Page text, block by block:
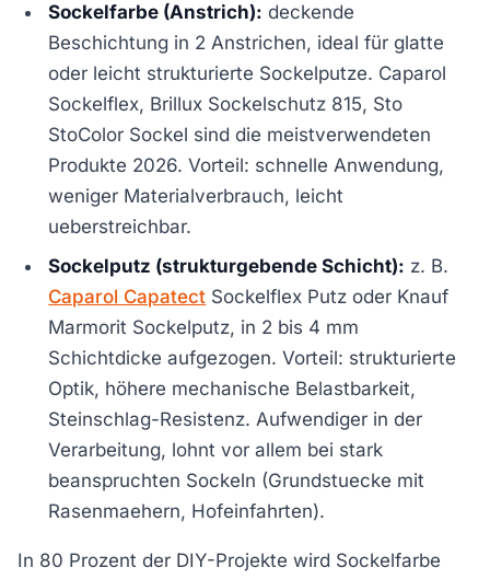
Sockelfarbe (Anstrich): deckende
Beschichtung in 2 Anstrichen, ideal für glatte
oder leicht strukturierte Sockelputze. Caparol
Sockelflex, Brillux Sockelschutz 815, Sto
StoColor Sockel sind die meistverwendeten
Produkte 2026. Vorteil: schnelle Anwendung,
weniger Materialverbrauch, leicht
ueberstreichbar.
Sockelputz (strukturgebende Schicht): z. B.
Caparol Capatect Sockelflex Putz oder Knauf
Marmorit Sockelputz, in 2 bis 4 mm
Schichtdicke aufgezogen. Vorteil: strukturierte
Optik, höhere mechanische Belastbarkeit,
Steinschlag-Resistenz. Aufwendiger in der
Verarbeitung, lohnt vor allem bei stark
beanspruchten Sockeln (Grundstuecke mit
Rasenmaehern, Hofeinfahrten).
In 80 Prozent der DIY-Projekte wird Sockelfarbe